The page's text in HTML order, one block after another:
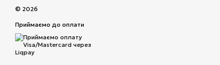
© 2026
Приймаємо до оплати